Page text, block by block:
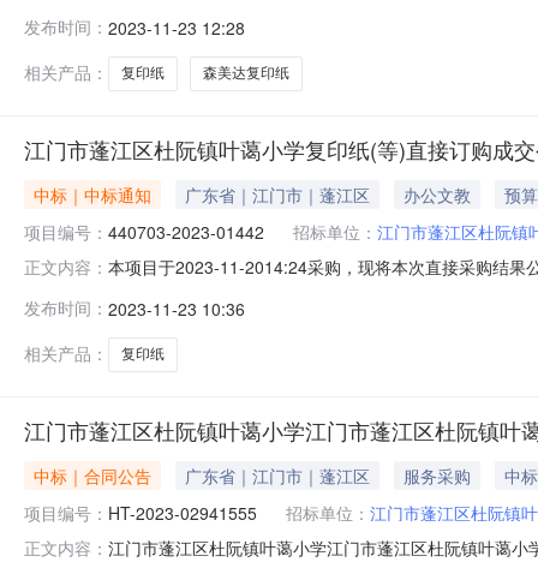
地址：广东省江门市蓬江区杜阮镇叶蔼小学联系方式：
发布时间： 2023-11-23 12:28
相关产品：
复印纸 森美达复印纸
江门市蓬江区杜阮镇叶蔼小学复印纸(等)直接订购成
中标｜中标通知 广东省｜江门市｜蓬江区 办公文教
预
项目编号： 440703-2023-01442 招标单位： 江门市蓬江区杜阮镇
正文内容： 本项目于2023-11-2014:24采购，现将本次直接采购结
森美达8K80g500页/包5包/箱,8K80g500页/包5包/箱;18
发布时间： 2023-11-23 10:36
相关产品：
复印纸
江门市蓬江区杜阮镇叶蔼小学江门市蓬江区杜阮镇
中标｜合同公告 广东省｜江门市｜蓬江区 服务采购
中
项目编号： HT-2023-02941555 招标单位： 江门市蓬江区杜阮镇
正文内容： 江门市蓬江区杜阮镇叶蔼小学江门市蓬江区杜阮镇叶蔼